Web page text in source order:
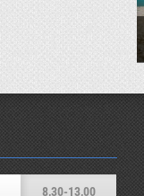
8,30-13,00